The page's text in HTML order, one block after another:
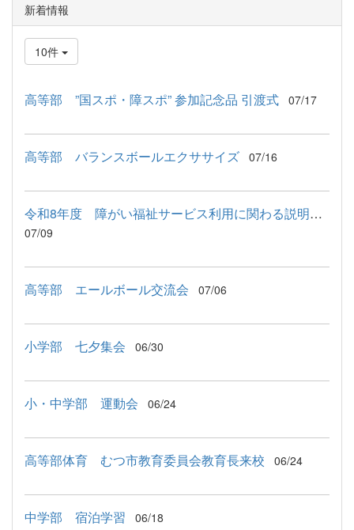
新着情報
10件
高等部 ”国スポ・障スポ” 参加記念品 引渡式 07/17
高等部 バランスボールエクササイズ 07/16
令和8年度 障がい福祉サービス利用に関わる説明会が行われました
07/09
高等部 エールボール交流会 07/06
小学部 七夕集会 06/30
小・中学部 運動会 06/24
高等部体育 むつ市教育委員会教育長来校 06/24
中学部 宿泊学習 06/18